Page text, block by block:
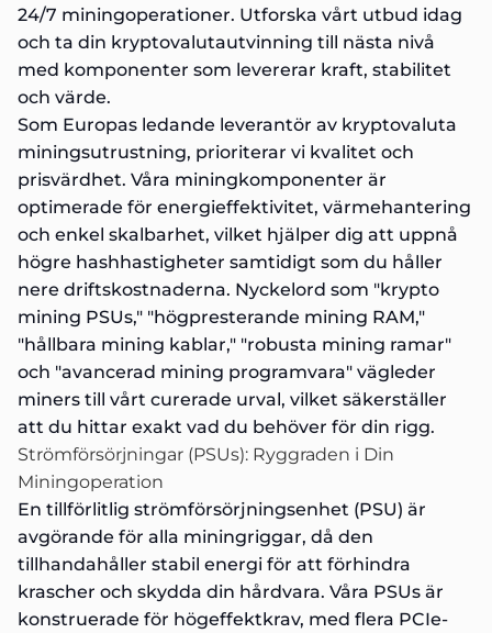
24/7 miningoperationer. Utforska vårt utbud idag
och ta din kryptovalutautvinning till nästa nivå
med komponenter som levererar kraft, stabilitet
och värde.
Som Europas ledande leverantör av kryptovaluta
miningsutrustning, prioriterar vi kvalitet och
prisvärdhet. Våra miningkomponenter är
optimerade för energieffektivitet, värmehantering
och enkel skalbarhet, vilket hjälper dig att uppnå
högre hashhastigheter samtidigt som du håller
nere driftskostnaderna. Nyckelord som "krypto
mining PSUs," "högpresterande mining RAM,"
"hållbara mining kablar," "robusta mining ramar"
och "avancerad mining programvara" vägleder
miners till vårt curerade urval, vilket säkerställer
att du hittar exakt vad du behöver för din rigg.
Strömförsörjningar (PSUs): Ryggraden i Din
Miningoperation
En tillförlitlig strömförsörjningsenhet (PSU) är
avgörande för alla miningriggar, då den
tillhandahåller stabil energi för att förhindra
krascher och skydda din hårdvara. Våra PSUs är
konstruerade för högeffektkrav, med flera PCIe-